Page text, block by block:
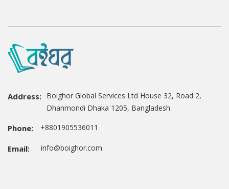
Address: Boighor Global Services Ltd House 32, Road 2,
Dhanmondi Dhaka 1205, Bangladesh
Phone: +8801905536011
Email: info@boighor.com